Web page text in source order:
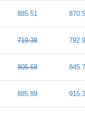
885.51
719.38
805.68
885.89